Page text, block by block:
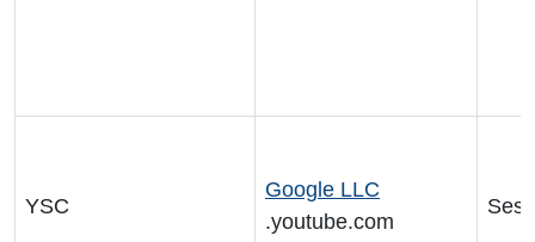
YSC
Google LLC
.youtube.com